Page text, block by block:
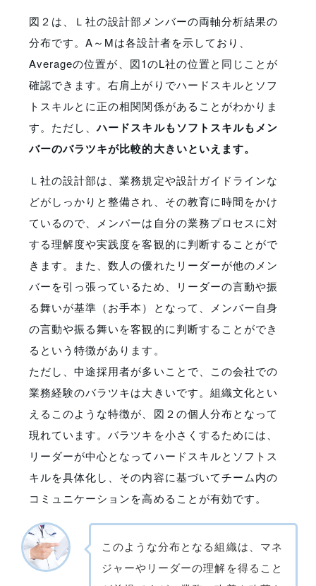
図２は、Ｌ社の設計部メンバーの両軸分析結果の
分布です。A～Mは各設計者を示しており、
Averageの位置が、図1のL社の位置と同じことが
確認できます。右肩上がりでハードスキルとソフ
トスキルとに正の相関関係があることがわかりま
す。ただし、ハードスキルもソフトスキルもメン
バーのバラツキが比較的大きいといえます。
Ｌ社の設計部は、業務規定や設計ガイドラインな
どがしっかりと整備され、その教育に時間をかけ
ているので、メンバーは自分の業務プロセスに対
する理解度や実践度を客観的に判断することがで
きます。また、数人の優れたリーダーが他のメン
バーを引っ張っているため、リーダーの言動や振
る舞いが基準（お手本）となって、メンバー自身
の言動や振る舞いを客観的に判断することができ
るという特徴があります。
ただし、中途採用者が多いことで、この会社での
業務経験のバラツキは大きいです。組織文化とい
えるこのような特徴が、図２の個人分布となって
現れています。バラツキを小さくするためには、
リーダーが中心となってハードスキルとソフトス
キルを具体化し、その内容に基づいてチーム内の
コミュニケーションを高めることが有効です。
このような分布となる組織は、マネ
ジャーやリーダーの理解を得ること